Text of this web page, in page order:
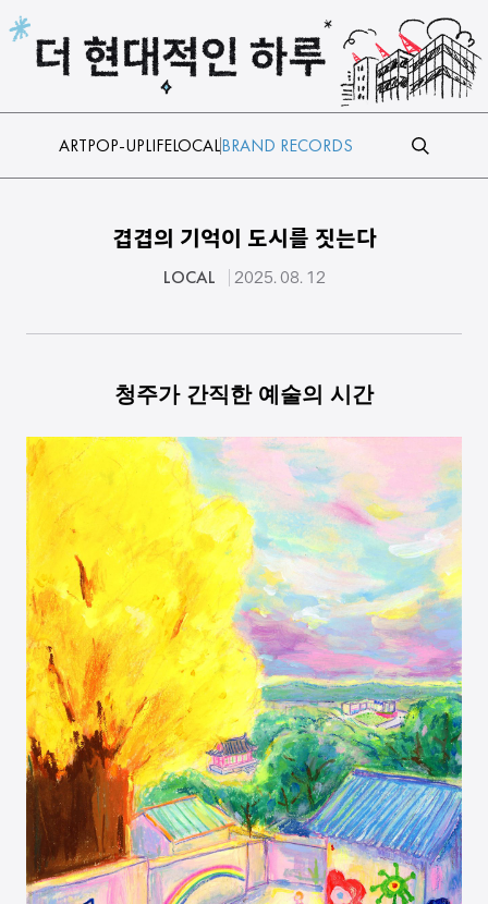
본문 바로가기
ARTPOP-UPLIFELOCALBRAND RECORDS
겹겹의 기억이 도시를 짓는다
LOCAL 2025. 08. 12
청주가 간직한 예술의 시간